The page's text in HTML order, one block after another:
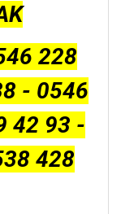
228
- 0546
42 93 -
428